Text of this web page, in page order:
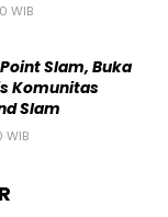
WIB
Slam, Buka
Komunitas
Slam
WIB